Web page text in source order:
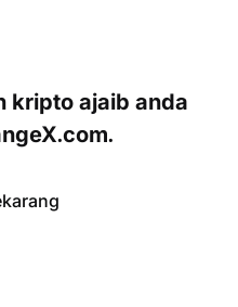
kripto ajaib anda